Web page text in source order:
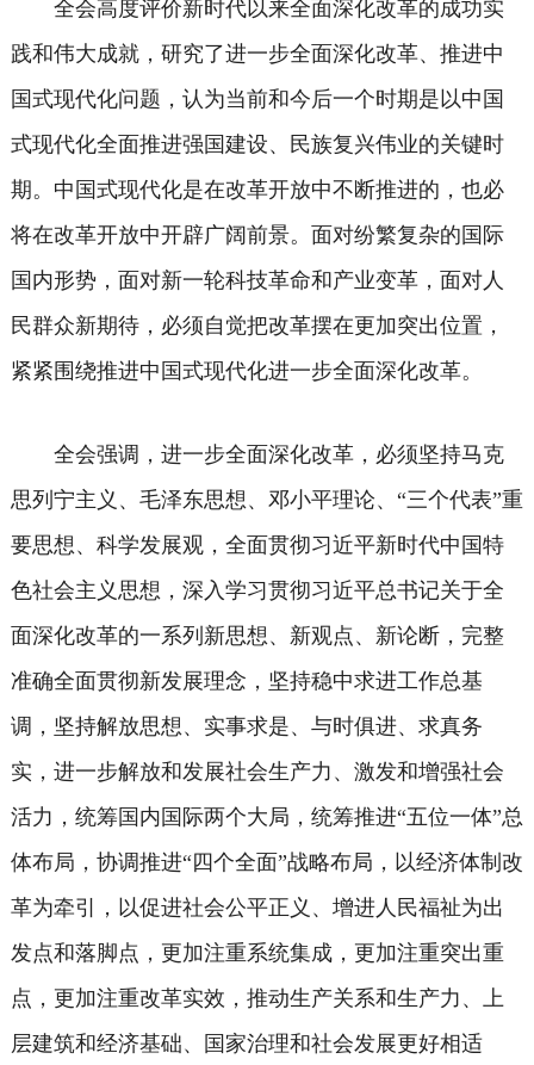
全会高度评价新时代以来全面深化改革的成功实
践和伟大成就，研究了进一步全面深化改革、推进中
国式现代化问题，认为当前和今后一个时期是以中国
式现代化全面推进强国建设、民族复兴伟业的关键时
期。中国式现代化是在改革开放中不断推进的，也必
将在改革开放中开辟广阔前景。面对纷繁复杂的国际
国内形势，面对新一轮科技革命和产业变革，面对人
民群众新期待，必须自觉把改革摆在更加突出位置，
紧紧围绕推进中国式现代化进一步全面深化改革。
全会强调，进一步全面深化改革，必须坚持马克
思列宁主义、毛泽东思想、邓小平理论、“三个代表”重
要思想、科学发展观，全面贯彻习近平新时代中国特
色社会主义思想，深入学习贯彻习近平总书记关于全
面深化改革的一系列新思想、新观点、新论断，完整
准确全面贯彻新发展理念，坚持稳中求进工作总基
调，坚持解放思想、实事求是、与时俱进、求真务
实，进一步解放和发展社会生产力、激发和增强社会
活力，统筹国内国际两个大局，统筹推进“五位一体”总
体布局，协调推进“四个全面”战略布局，以经济体制改
革为牵引，以促进社会公平正义、增进人民福祉为出
发点和落脚点，更加注重系统集成，更加注重突出重
点，更加注重改革实效，推动生产关系和生产力、上
层建筑和经济基础、国家治理和社会发展更好相适